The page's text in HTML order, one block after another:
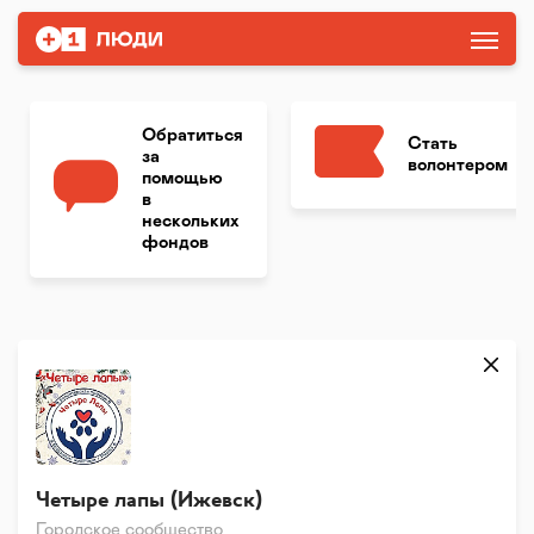
Обратиться
за
помощью
в
нескольких
фондов
Стать
волонтером
Городское сообщество
Четыре лапы (Ижевск)